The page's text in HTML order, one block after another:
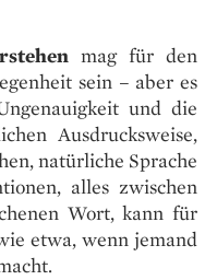
mag für den
sein – aber es
und die
Ausdrucksweise,
natürliche Sprache
alles zwischen
Wort, kann für
etwa, wenn jemand